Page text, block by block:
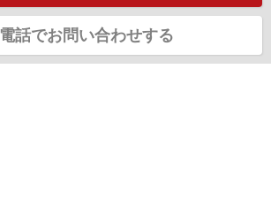
電話でお問い合わせする